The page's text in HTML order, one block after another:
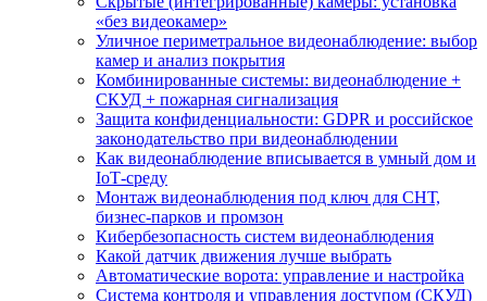
«без видеокамер»
Уличное периметральное видеонаблюдение: выбор
камер и анализ покрытия
Комбинированные системы: видеонаблюдение +
СКУД + пожарная сигнализация
Защита конфиденциальности: GDPR и российское
законодательство при видеонаблюдении
Как видеонаблюдение вписывается в умный дом и
IoT‑среду
Монтаж видеонаблюдения под ключ для СНТ,
бизнес‑парков и промзон
Кибербезопасность систем видеонаблюдения
Какой датчик движения лучше выбрать
Автоматические ворота: управление и настройка
Система контроля и управления доступом (СКУД)